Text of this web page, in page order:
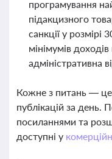
програмування
підакцизного
санкції у розмірі
мінімумів
адміністративна
Кожне з питань — це
публікацій за
посиланнями та
доступні у